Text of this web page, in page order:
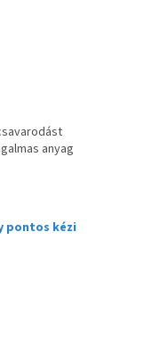
anyag
pontos kézi